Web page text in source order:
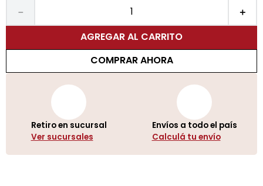
＋
－
AGREGAR AL CARRITO
COMPRAR AHORA
Retiro en sucursal
Ver sucursales
Envíos a todo el país
Calculá tu envío